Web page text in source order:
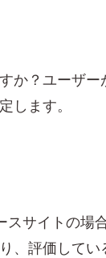
か？ユーザー
します。
スサイトの場
、評価して